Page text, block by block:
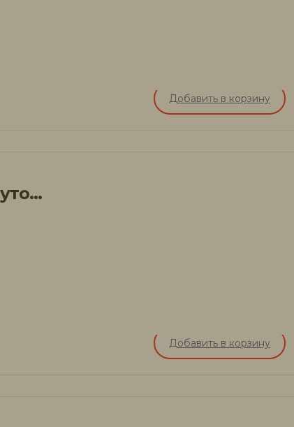
Добавить в корзину
Пакля для конопатки сруба джутовая
Добавить в корзину